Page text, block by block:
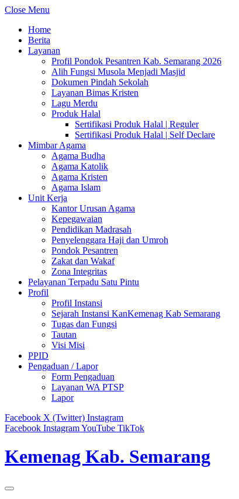
Close Menu
Home
Berita
Layanan
Profil Pondok Pesantren Kab. Semarang 2026
Alih Fungsi Musola Menjadi Masjid
Dokumen Pindah Sekolah
Layanan Bimas Kristen
Lagu Merdu
Produk Halal
Sertifikasi Produk Halal | Reguler
Sertifikasi Produk Halal | Self Declare
Mimbar Agama
Agama Budha
Agama Katolik
Agama Kristen
Agama Islam
Unit Kerja
Kantor Urusan Agama
Kepegawaian
Pendidikan Madrasah
Penyelenggara Haji dan Umroh
Pondok Pesantren
Zakat dan Wakaf
Zona Integritas
Pelayanan Terpadu Satu Pintu
Profil
Profil Instansi
Sejarah Instansi KanKemenag Kab Semarang
Tugas dan Fungsi
Tautan
Visi Misi
PPID
Pengaduan / Lapor
Form Pengaduan
Layanan WA PTSP
Lapor
Facebook X (Twitter) Instagram
Facebook InstagramYouTube TikTok
Kemenag Kab. Semarang